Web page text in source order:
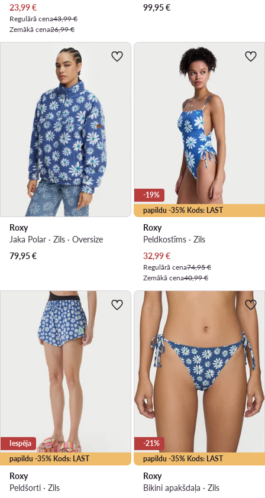
Pašreizējā cena
23,99€
Regulārā cena43,99 €
Zemākā cena26,99 €
99,95€
Roxy
Jaka Polar · Zils · Oversize
79,95€
papildu -35% Kods: LAST
-19%
Roxy
Peldkostīms · Zils
Pašreizējā cena
32,99€
Regulārā cena74,95 €
Zemākā cena40,99 €
papildu -35% Kods: LAST
Iespēja
Roxy
Peldšorti · Zils
papildu -35% Kods: LAST
-21%
Roxy
Bikini apakšdaļa · Zils